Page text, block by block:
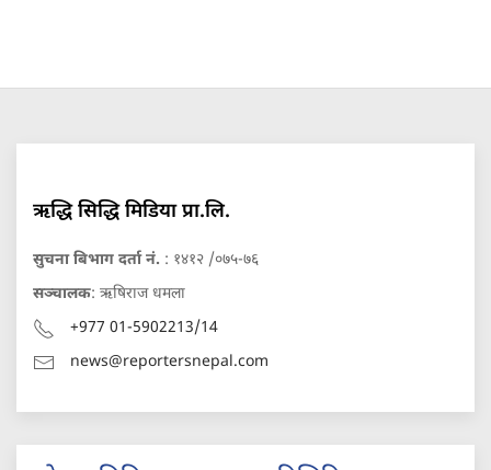
ऋद्धि सिद्धि मिडिया प्रा.लि.
सुचना बिभाग दर्ता नं. : १४१२ /०७५-७६
सञ्चालक: ऋषिराज धमला
+977 01-5902213/14
news@reportersnepal.com